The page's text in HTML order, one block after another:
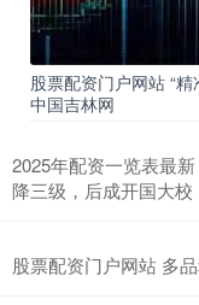
股票配资门户网站 “
中国吉林网
2025年配资一览表最
降三级，后成开国大校
股票配资门户网站 多